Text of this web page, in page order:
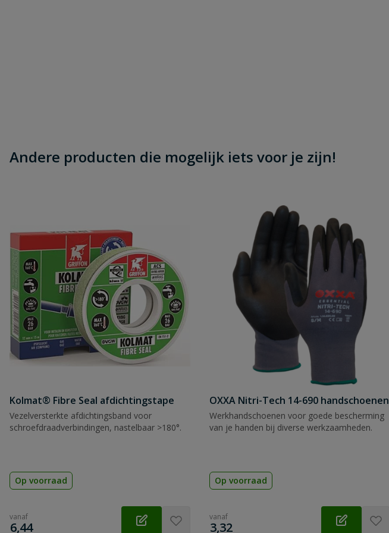
Andere producten die mogelijk iets voor je zijn!
Kolmat® Fibre Seal afdichtingstape
Vezelversterkte afdichtingsband voor
schroefdraadverbindingen, nastelbaar >180°.
Op voorraad
vanaf
€
6,44
OXXA Nitri-Tech 14-690 handschoenen
Werkhandschoenen voor goede bescherming
van je handen bij diverse werkzaamheden.
Op voorraad
vanaf
€
3,32